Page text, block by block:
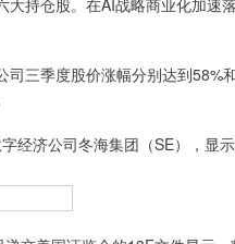
持仓股。在AI战略商业化加速
三季度股价涨幅分别达到58%
济公司冬海集团（SE），显